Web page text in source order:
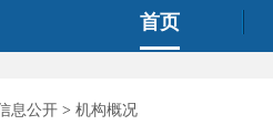
首页
息公开 > 机构概况